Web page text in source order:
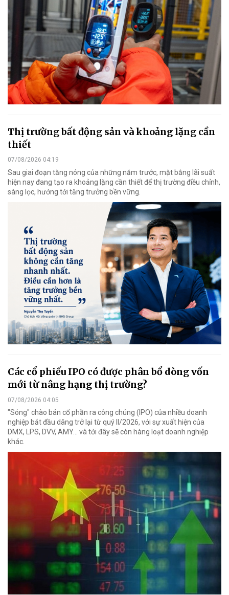
Thị trường bất động sản và khoảng lặng cần
thiết
07/08/2026 04:19
Sau giai đoạn tăng nóng của những năm trước, mặt bằng lãi suất
hiện nay đang tạo ra khoảng lặng cần thiết để thị trường điều chỉnh,
sàng lọc, hướng tới tăng trưởng bền vững.
Các cổ phiếu IPO có được phân bổ dòng vốn
mới từ nâng hạng thị trường?
07/08/2026 04:05
"Sóng" chào bán cổ phần ra công chúng (IPO) của nhiều doanh
nghiệp bắt đầu dâng trở lại từ quý II/2026, với sự xuất hiện của
DMX, LPS, DVV, AMY... và tới đây sẽ còn hàng loạt doanh nghiệp
khác.